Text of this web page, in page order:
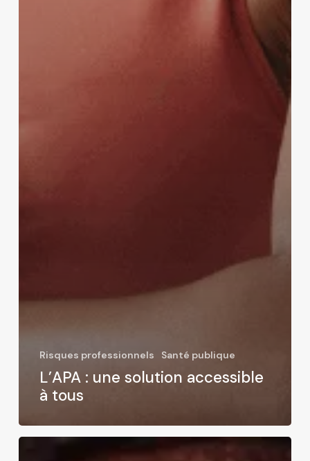
Risques professionnels Santé publique
L’APA : une solution accessible
à tous